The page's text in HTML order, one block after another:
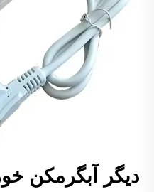
دیگر آبگرمکن